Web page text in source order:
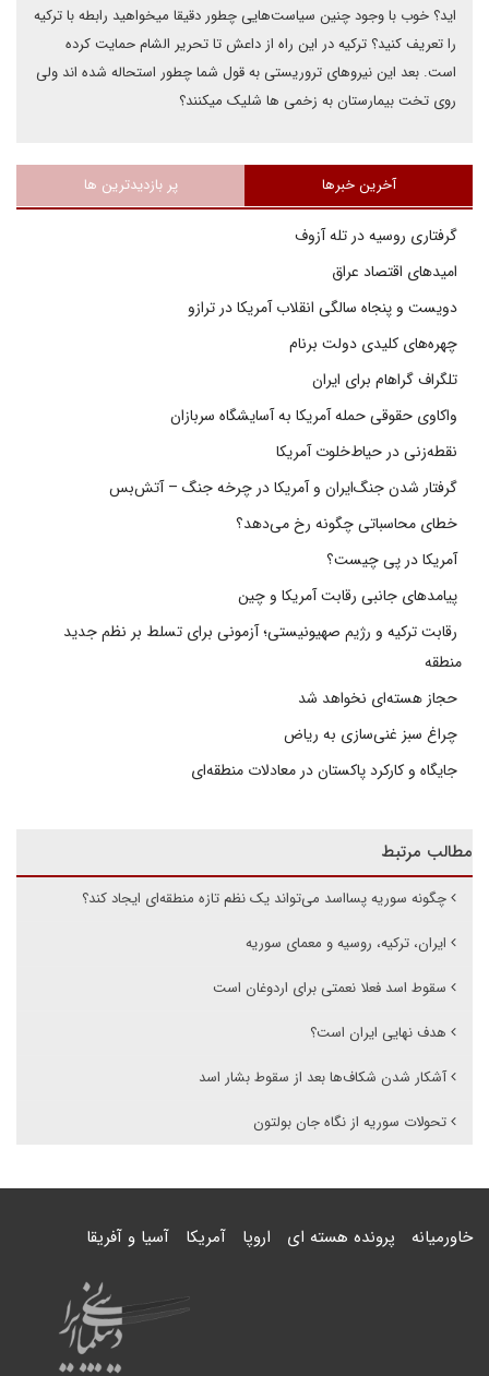
اید؟ خوب با وجود چنین سیاست‌هایی چطور دقیقا میخواهید رابطه با ترکیه
را تعریف کنید؟ ترکیه در این راه از داعش تا تحریر الشام حمایت کرده
است. بعد این نیروهای تروریستی به قول شما چطور استحاله شده اند ولی
روی تخت بیمارستان به زخمی ها شلیک میکنند؟
آخرین خبرها پر بازدیدترین ها
گرفتاری روسیه در تله آزوف
امیدهای اقتصاد عراق
دویست و پنجاه سالگی انقلاب آمریکا در ترازو
چهره‌های کلیدی دولت برنام
تلگراف گراهام برای ایران
واکاوی حقوقی حمله آمریکا به آسایشگاه سربازان
نقطه‌زنی در حیاط‌خلوت آمریکا
گرفتار شدن جنگ‌ایران و آمریکا در چرخه جنگ – آتش‌بس
خطای محاسباتی چگونه رخ می‌دهد؟
آمریکا در پی چیست؟
پیامدهای جانبی رقابت آمریکا و چین
رقابت ترکیه و رژیم صهیونیستی؛ آزمونی برای تسلط بر نظم جدید
منطقه
حجاز هسته‌ای نخواهد شد
چراغ سبز غنی‌سازی به ریاض
جایگاه و کارکرد پاکستان در معادلات منطقه‌ای
مطالب مرتبط
چگونه سوریه پسااسد می‌تواند یک نظم تازه منطقه‌ای ایجاد کند؟
ایران، ترکیه، روسیه و معمای سوریه
سقوط اسد فعلا نعمتی برای اردوغان است
هدف نهایی ایران است؟
آشکار شدن شکاف‌ها بعد از سقوط بشار اسد
تحولات سوریه از نگاه جان بولتون
خاورمیانه پرونده هسته ای اروپا آمریکا آسیا و آفریقا